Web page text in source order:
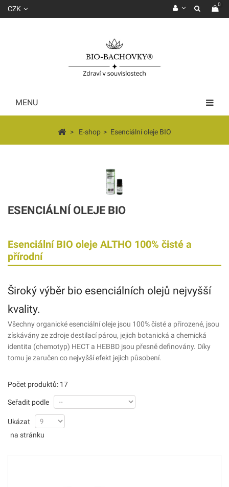
0
CZK
MENU
> E-shop > Esenciální oleje BIO
ESENCIÁLNÍ OLEJE BIO
Esenciální BIO oleje ALTHO 100% čisté a
přírodní
Široký výběr bio esenciálních olejů nejvyšší
kvality.
Všechny organické esenciální oleje jsou 100% čisté a přirozené, jsou
získávány ze zdroje destilací párou, jejich botanická a chemická
identita (chemotyp) HECT a HEBBD jsou přesně definovány. Díky
tomu je zaručen co nejvyšší efekt jejich působení.
Počet produktů: 17
Seřadit podle
Ukázat
na stránku